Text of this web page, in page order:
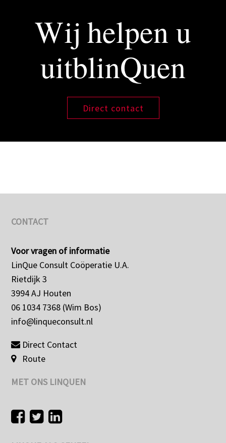
Wij helpen u
uitblinQuen
Direct contact
CONTACT
Voor vragen of informatie
LinQue Consult Coöperatie U.A.
Rietdijk 3
3994 AJ Houten
06 1034 7368 (Wim Bos)
info@linqueconsult.nl
Direct Contact
Route
MET ONS LINQUEN